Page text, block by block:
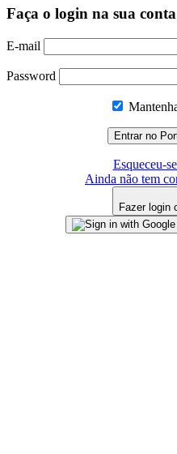
Faça o login na sua
E-mail
Password
Esqueceu-
Ainda não tem
Fazer login